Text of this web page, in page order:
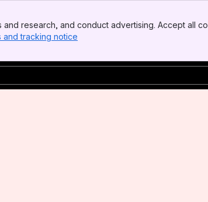
research, and conduct advertising. Accept all
and tracking notice